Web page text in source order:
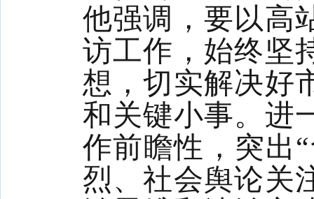
他强调，要以高
访工作，始终坚
想，切实解决好
和关键小事。进
作前瞻性，突出
烈、社会舆论关